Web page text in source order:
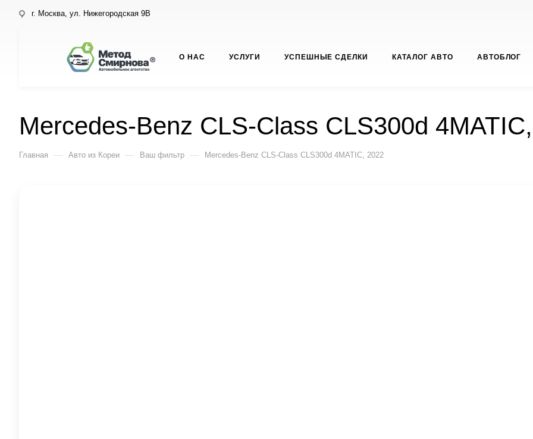
г. Москва, ул. Нижегородская 9В
О НАС УСЛУГИ УСПЕШНЫЕ СДЕЛКИ КАТАЛОГ АВТО АВТОБЛОГ
Mercedes-Benz CLS-Class CLS300d
Главная — Авто из Кореи — Ваш фильтр — Mercedes-Benz CLS-Class CLS300d 4MATIC, 2022